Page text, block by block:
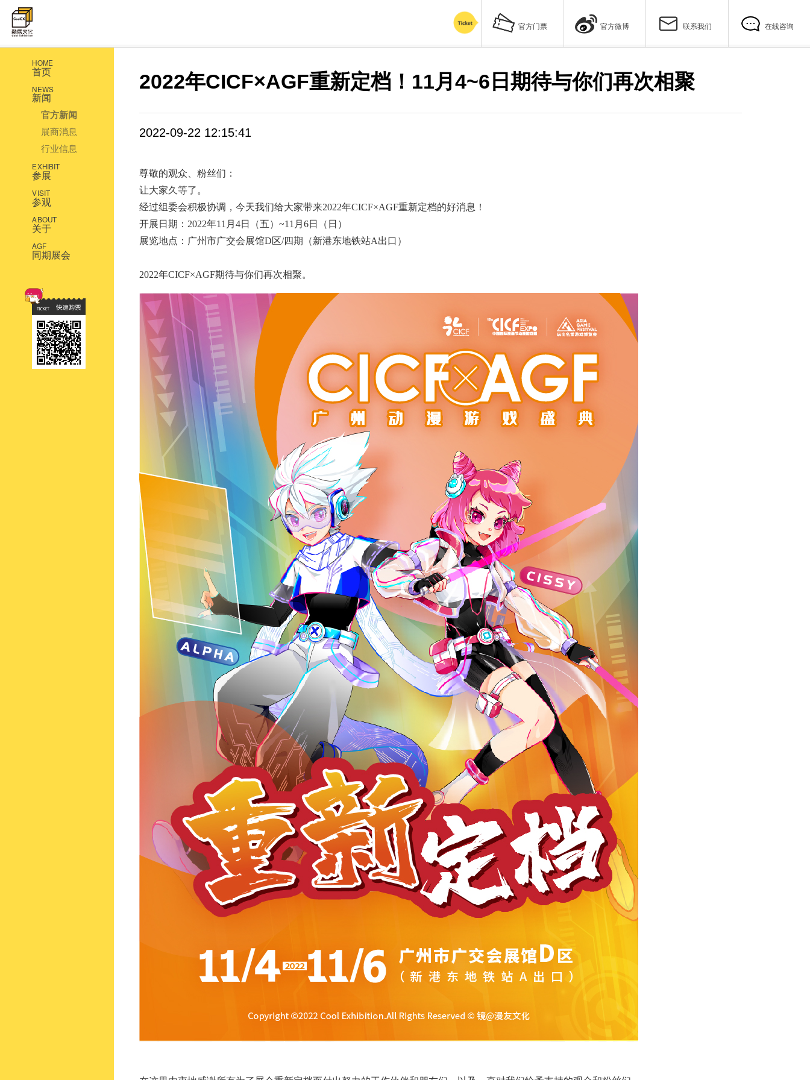
在线咨询
联系我们
官方微博
官方门票
HOME
首页
NEWS
新闻
官方新闻
展商消息
行业信息
EXHIBIT
参展
VISIT
参观
ABOUT
关于
AGF
同期展会
2022年CICF×AGF重新定档！11月4~6日期待与你们再次相聚
2022-09-22 12:15:41
尊敬的观众、粉丝们：
让大家久等了。
经过组委会积极协调，今天我们给大家带来2022年CICF×AGF重新定档的好消息！
开展日期：2022年11月4日（五）~11月6日（日）
展览地点：广州市广交会展馆D区/四期（新港东地铁站A出口）
2022年CICF×AGF期待与你们再次相聚。